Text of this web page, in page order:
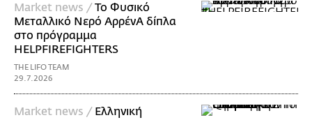
Market news /Το Φυσικό
Μεταλλικό Νερό ΑρρένΑ δίπλα
στο πρόγραμμα
HELPFIREFIGHTERS
THE LIFO TEAM
29.7.2026
Market news / Ελληνική